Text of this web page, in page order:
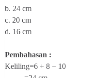
b. 24 cm
c. 20 cm
d. 16 cm
Pembahasan :
Keliling=6 + 8 + 10